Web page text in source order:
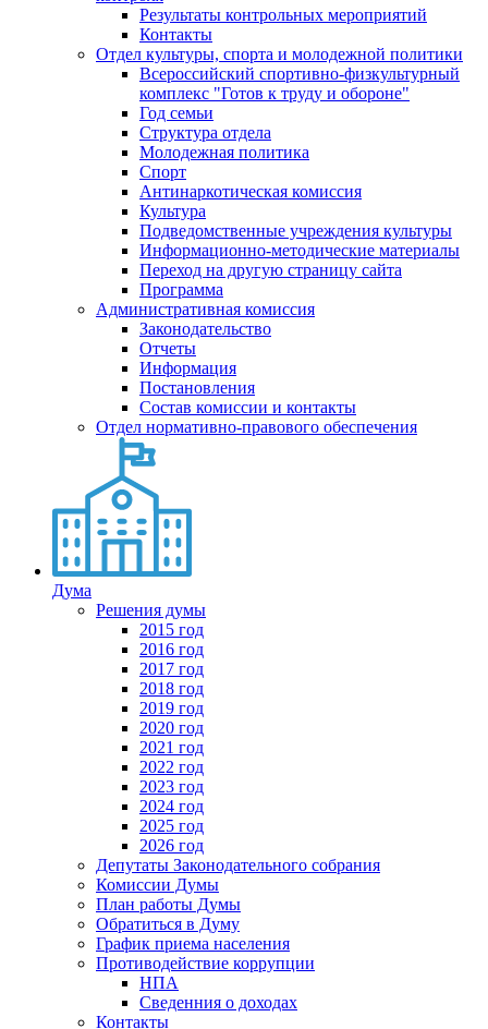
Результаты контрольных мероприятий
Контакты
Отдел культуры, спорта и молодежной политики
Всероссийский спортивно-физкультурный
комплекс "Готов к труду и обороне"
Год семьи
Структура отдела
Молодежная политика
Спорт
Антинаркотическая комиссия
Культура
Подведомственные учреждения культуры
Информационно-методические материалы
Переход на другую страницу сайта
Программа
Административная комиссия
Законодательство
Отчеты
Информация
Постановления
Состав комиссии и контакты
Отдел нормативно-правового обеспечения
Дума
Решения думы
2015 год
2016 год
2017 год
2018 год
2019 год
2020 год
2021 год
2022 год
2023 год
2024 год
2025 год
2026 год
Депутаты Законодательного собрания
Комиссии Думы
План работы Думы
Обратиться в Думу
График приема населения
Противодействие коррупции
НПА
Сведенния о доходах
Контакты